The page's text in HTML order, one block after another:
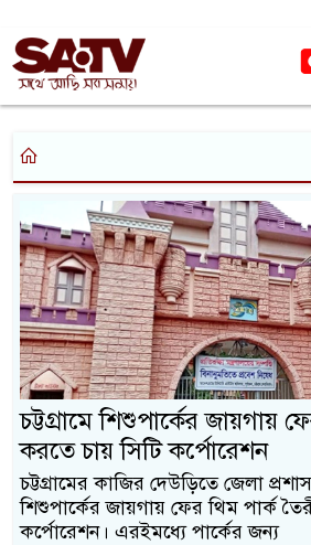
চট্টগ্রামে শিশুপার্কের জায়গায়
করতে চায় সিটি কর্পোরেশন
চট্টগ্রামের কাজির দেউড়িতে জেলা
শিশুপার্কের জায়গায় ফের থিম পার্ক
কর্পোরেশন। এরইমধ্যে পার্কের জন্য